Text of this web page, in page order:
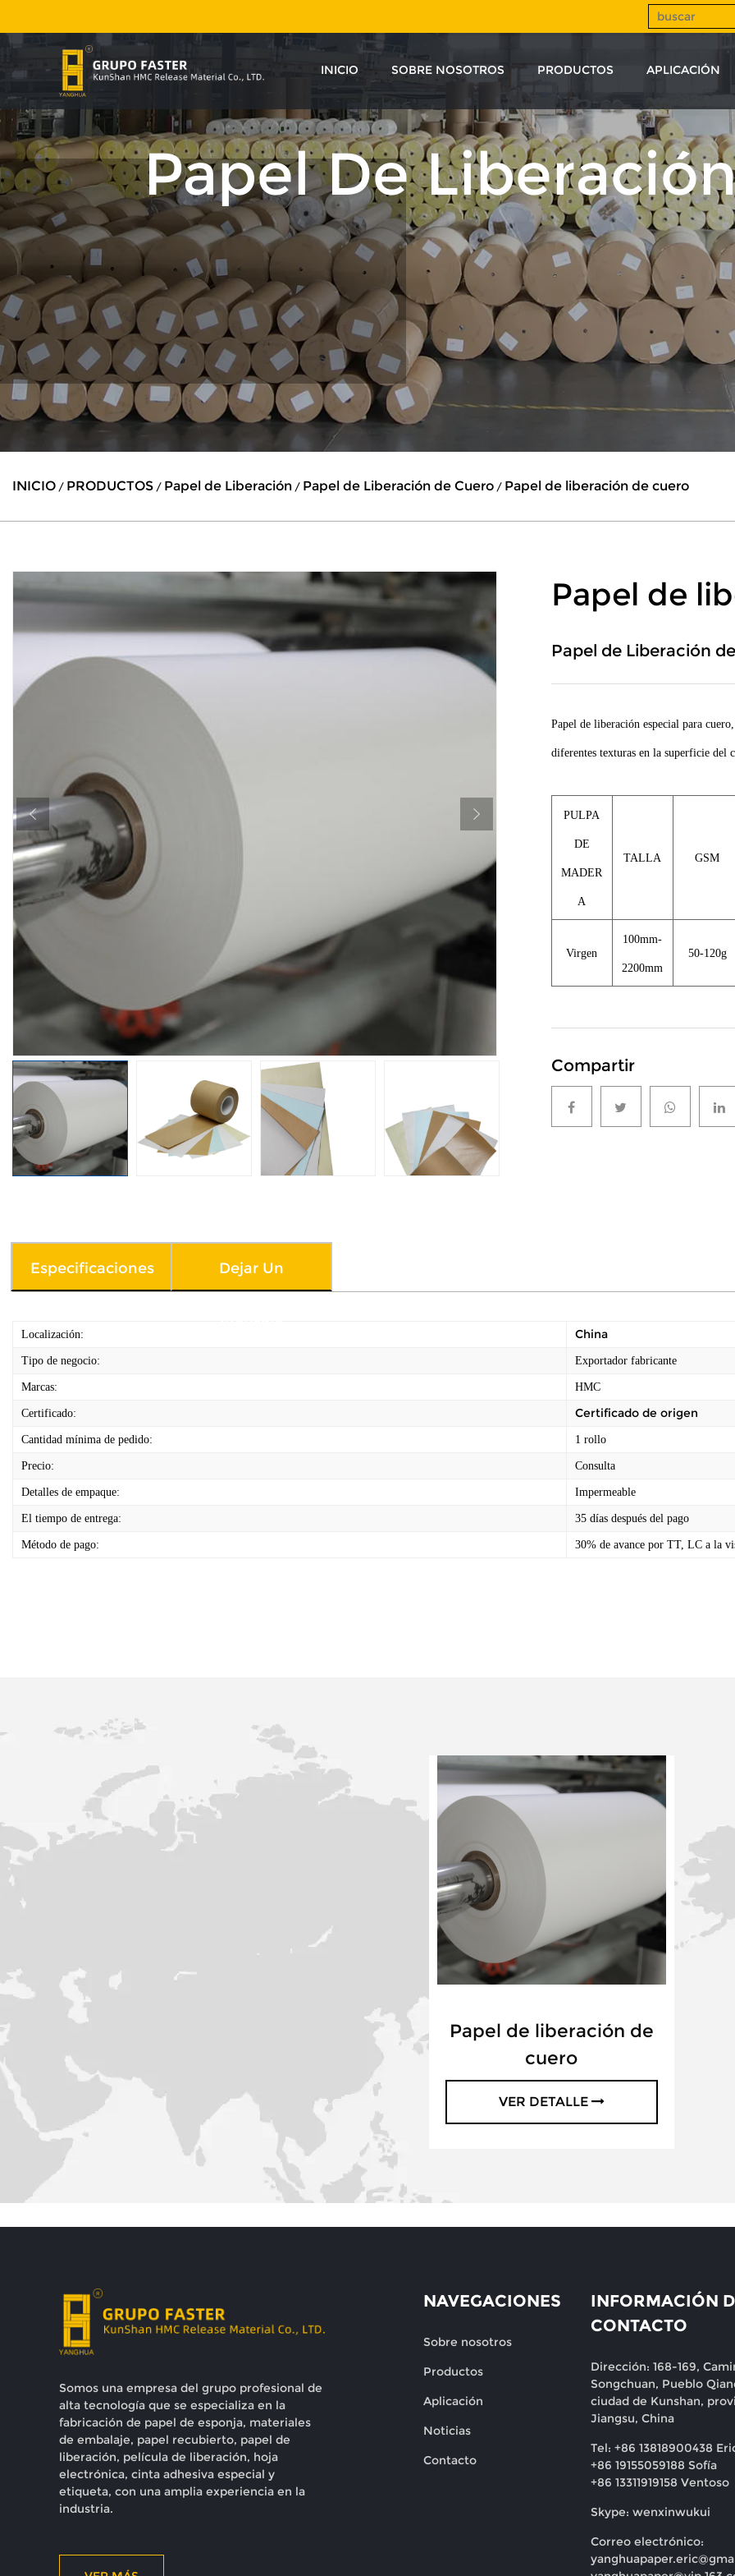
INICIO SOBRE NOSOTROS PRODUCTOS APLICACIÓN
Papel De
INICIO / PRODUCTOS / Papel de Liberación / Papel de Liberación de Cuero / Papel de liberación de cuero
Papel de
Papel de Liberación
Papel de liberación especial para
diferentes texturas en la superficie del
PULPA
DE
MADER
A
TALLA GSM
Virgen
100mm-
2200mm
50-120g
Compartir
Especificaciones Dejar Un
Localización: China
Tipo de negocio: Exportador fabricante
Marcas: HMC
Certificado: Certificado de origen
Cantidad mínima de pedido: 1 rollo
Precio: Consulta
Detalles de empaque: Impermeable
El tiempo de entrega: 35 días después del pago
Método de pago: 30% de avance por TT, LC a la
Papel de liberación de
cuero
VER DETALLE
Somos una empresa del grupo profesional de
alta tecnología que se especializa en la
fabricación de papel de esponja, materiales
de embalaje, papel recubierto, papel de
liberación, película de liberación, hoja
electrónica, cinta adhesiva especial y
etiqueta, con una amplia experiencia en la
industria.
NAVEGACIONES
Sobre nosotros
Productos
Aplicación
Noticias
Contacto
INFORMACIÓN
CONTACTO
Dirección: 168-169,
Songchuan, Pueblo
ciudad de Kunshan,
Jiangsu, China
Tel: +86 13818900438
+86 19155059188 Sofía
+86 13311919158 Ventoso
Skype: wenxinwukui
Correo electrónico: